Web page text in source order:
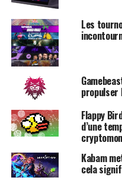
Quidditch World Cup, un
capturer l’essence de
du monde des sorciers.
différentes conditions
pluie, semblent vastes,
le rythme des matchs. Si
t-il facile de revenir dans
empêcheront les joueurs
percées ? Des
émergent déjà, ce qui
sport, qu’il soit lié à
Les
propulser
Flappy
d’une
Kabam
cela